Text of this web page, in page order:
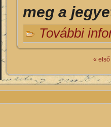
meg a
További
« első